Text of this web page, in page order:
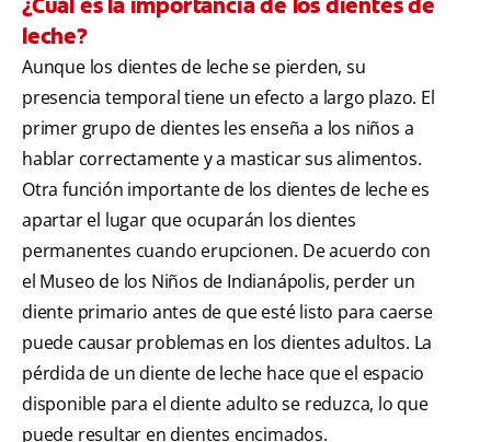
¿Cuál es la importancia de los dientes de
leche?
Aunque los dientes de leche se pierden, su
presencia temporal tiene un efecto a largo plazo. El
primer grupo de dientes les enseña a los niños a
hablar correctamente y a masticar sus alimentos.
Otra función importante de los dientes de leche es
apartar el lugar que ocuparán los dientes
permanentes cuando erupcionen. De acuerdo con
el Museo de los Niños de Indianápolis, perder un
diente primario antes de que esté listo para caerse
puede causar problemas en los dientes adultos. La
pérdida de un diente de leche hace que el espacio
disponible para el diente adulto se reduzca, lo que
puede resultar en dientes encimados.